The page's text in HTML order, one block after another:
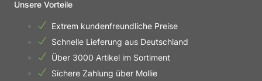
Unsere Vorteile
Extrem kundenfreundliche Preise
Schnelle Lieferung aus Deutschland
Über 3000 Artikel im Sortiment
Sichere Zahlung über Mollie